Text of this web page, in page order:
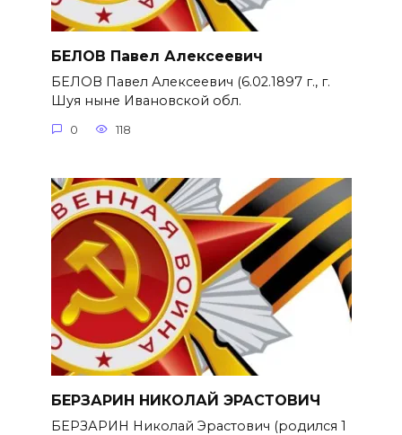
БЕЛОВ Павел Алексеевич
БЕЛОВ Павел Алексеевич (6.02.1897 г., г.
Шуя ныне Ивановской обл.
0 118
БЕРЗАРИН НИКОЛАЙ ЭРАСТОВИЧ
БЕРЗАРИН Николай Эрастович (родился 1